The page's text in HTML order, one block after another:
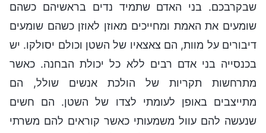
שבקרבכם. בני האדם שתמיד נדים בראשיהם כשהם
שומעים את האמת ומחייכים מאוזן לאוזן כשהם שומעים
דיבורים על מוות, הם צאצאיו של השטן וכולם יסולקו. יש
בכנסייה בני אדם רבים ללא כל יכולת הבחנה. כאשר
מתרחשות תקריות של הולכת אנשים שולל, הם
מתייצבים באופן לעומתי לצדו של השטן. הם חשים
שנעשה להם עוול משמעותי כאשר קוראים להם משרתי